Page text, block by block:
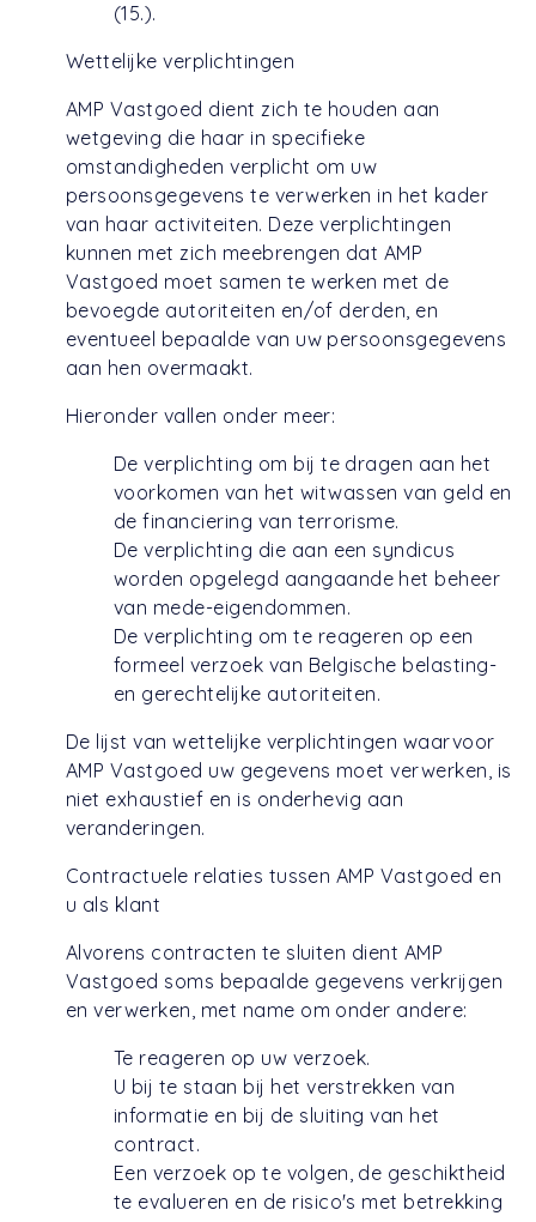
(15.).
Wettelijke verplichtingen
AMP Vastgoed dient zich te houden aan
wetgeving die haar in specifieke
omstandigheden verplicht om uw
persoonsgegevens te verwerken in het kader
van haar activiteiten. Deze verplichtingen
kunnen met zich meebrengen dat AMP
Vastgoed moet samen te werken met de
bevoegde autoriteiten en/of derden, en
eventueel bepaalde van uw persoonsgegevens
aan hen overmaakt.
Hieronder vallen onder meer:
De verplichting om bij te dragen aan het
voorkomen van het witwassen van geld en
de financiering van terrorisme.
De verplichting die aan een syndicus
worden opgelegd aangaande het beheer
van mede-eigendommen.
De verplichting om te reageren op een
formeel verzoek van Belgische belasting-
en gerechtelijke autoriteiten.
De lijst van wettelijke verplichtingen waarvoor
AMP Vastgoed uw gegevens moet verwerken, is
niet exhaustief en is onderhevig aan
veranderingen.
Contractuele relaties tussen AMP Vastgoed en
u als klant
Alvorens contracten te sluiten dient AMP
Vastgoed soms bepaalde gegevens verkrijgen
en verwerken, met name om onder andere:
Te reageren op uw verzoek.
U bij te staan bij het verstrekken van
informatie en bij de sluiting van het
contract.
Een verzoek op te volgen, de geschiktheid
te evalueren en de risico's met betrekking